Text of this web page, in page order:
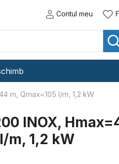
Contul meu
m, Qmax=105 l/m, 1,2 kW
INOX,
m, 1,2 kW